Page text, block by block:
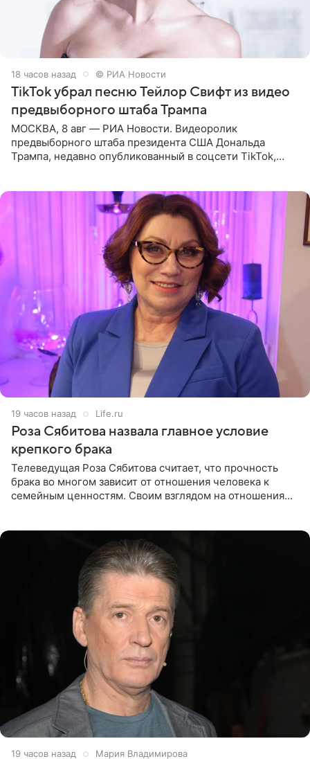
18 часов назад © РИА Новости
TikTok убрал песню Тейлор Свифт из видео
предвыборного штаба Трампа
МОСКВА, 8 авг — РИА Новости. Видеоролик
предвыборного штаба президента США Дональда
Трампа, недавно опубликованный в соцсети TikTok,
19 часов назад Life.ru
Роза Сябитова назвала главное условие
крепкого брака
Телеведущая Роза Сябитова считает, что прочность
брака во многом зависит от отношения человека к
семейным ценностям. Своим взглядом на отношения
19 часов назад Мария Владимирова